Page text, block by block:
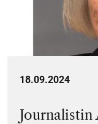
18.09.2024
Journalistin